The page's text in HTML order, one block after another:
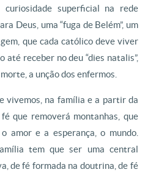
superficial na rede
Deus, uma “fuga de Belém”, um
que cada católico deve viver
até receber no deu “dies natalis”,
a unção dos enfermos.
vivemos, na família e a partir da
que removerá montanhas, que
amor e a esperança, o mundo.
tem que ser uma central
de fé formada na doutrina, de fé